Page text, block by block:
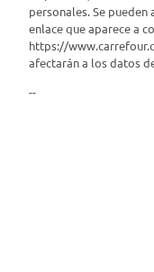
Panel Carrefour
Puntos Verdes
personales. Se
enlace que aparece a
https://
afectarán a los datos
--